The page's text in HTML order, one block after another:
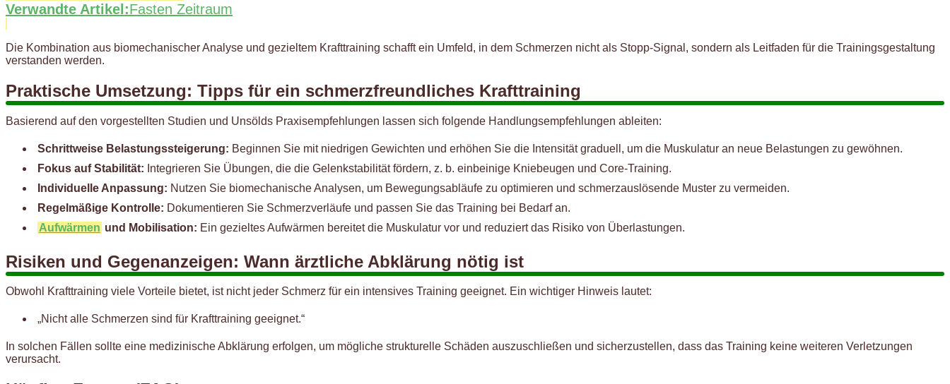
Verwandte Artikel:Fasten Zeitraum
Die Kombination aus biomechanischer Analyse und gezieltem Krafttraining schafft ein Umfeld, in dem Schmerzen nicht als Stopp-Signal, sondern als Leitfaden für die Trainingsgestaltung
verstanden werden.
Praktische Umsetzung: Tipps für ein schmerzfreundliches Krafttraining
Basierend auf den vorgestellten Studien und Unsölds Praxisempfehlungen lassen sich folgende Handlungsempfehlungen ableiten:
Schrittweise Belastungssteigerung: Beginnen Sie mit niedrigen Gewichten und erhöhen Sie die Intensität graduell, um die Muskulatur an neue Belastungen zu gewöhnen.
Fokus auf Stabilität: Integrieren Sie Übungen, die die Gelenkstabilität fördern, z. b. einbeinige Kniebeugen und Core-Training.
Individuelle Anpassung: Nutzen Sie biomechanische Analysen, um Bewegungsabläufe zu optimieren und schmerzauslösende Muster zu vermeiden.
Regelmäßige Kontrolle: Dokumentieren Sie Schmerzverläufe und passen Sie das Training bei Bedarf an.
Aufwärmen und Mobilisation: Ein gezieltes Aufwärmen bereitet die Muskulatur vor und reduziert das Risiko von Überlastungen.
Risiken und Gegenanzeigen: Wann ärztliche Abklärung nötig ist
Obwohl Krafttraining viele Vorteile bietet, ist nicht jeder Schmerz für ein intensives Training geeignet. Ein wichtiger Hinweis lautet:
„Nicht alle Schmerzen sind für Krafttraining geeignet.“
In solchen Fällen sollte eine medizinische Abklärung erfolgen, um mögliche strukturelle Schäden auszuschließen und sicherzustellen, dass das Training keine weiteren Verletzungen
verursacht.